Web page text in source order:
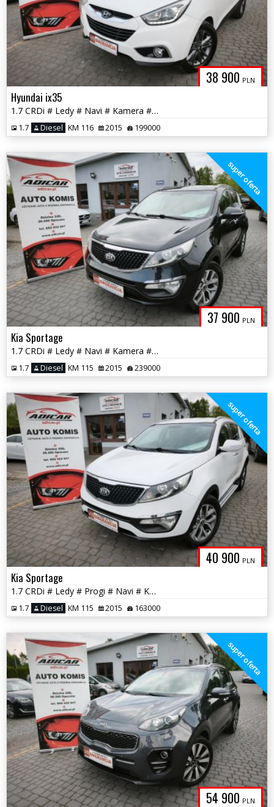
38 900 PLN
Hyundai ix35
1.7 CRDi # Ledy # Navi # Kamera # Felga # PDC # GWARANCJA !!
1.7 Diesel KM 116 2015 199000
37 900 PLN
super oferta
Kia Sportage
1.7 CRDi # Ledy # Navi # Kamera # Skóra # PDC # GWARANCJA !!!
1.7 Diesel KM 115 2015 239000
40 900 PLN
super oferta
Kia Sportage
1.7 CRDi # Ledy # Progi # Navi # Kamera # Skóra # GWARANCJA !!!
1.7 Diesel KM 115 2015 163000
54 900 PLN
super oferta